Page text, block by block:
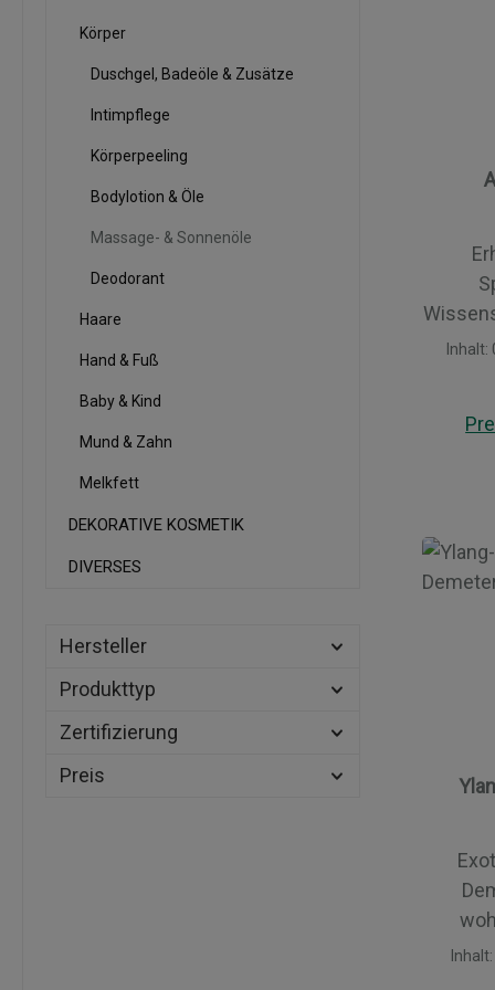
Körper
Duschgel, Badeöle & Zusätze
Intimpflege
Körperpeeling
Bodylotion & Öle
Massage- & Sonnenöle
Deodorant
Haare
Hand & Fuß
Baby & Kind
Mund & Zahn
Melkfett
DEKORATIVE KOSMETIK
DIVERSES
Hersteller
Produkttyp
Zertifizierung
Preis
Inhalt:
Inhalt: